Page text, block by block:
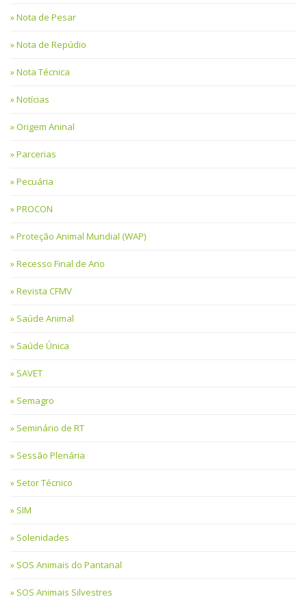
Nota de Pesar
Nota de Repúdio
Nota Técnica
Notícias
Origem Aninal
Parcerias
Pecuária
PROCON
Proteção Animal Mundial (WAP)
Recesso Final de Ano
Revista CFMV
Saúde Animal
Saúde Única
SAVET
Semagro
Seminário de RT
Sessão Plenária
Setor Técnico
SIM
Solenidades
SOS Animais do Pantanal
SOS Animais Silvestres